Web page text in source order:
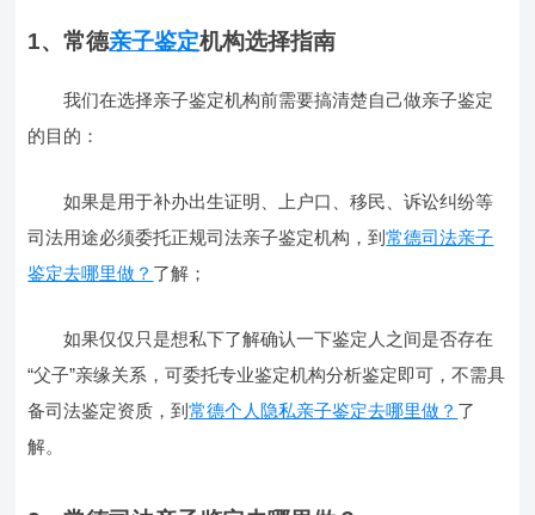
1、常德亲子鉴定机构选择指南
我们在选择亲子鉴定机构前需要搞清楚自己做亲子鉴定
的目的：
如果是用于补办出生证明、上户口、移民、诉讼纠纷等
司法用途必须委托正规司法亲子鉴定机构，到常德司法亲子
鉴定去哪里做？ 了解；
如果仅仅只是想私下了解确认一下鉴定人之间是否存在
“父子”亲缘关系，可委托专业鉴定机构分析鉴定即可，不需具
备司法鉴定资质，到常德个人隐私亲子鉴定去哪里做？ 了
解。